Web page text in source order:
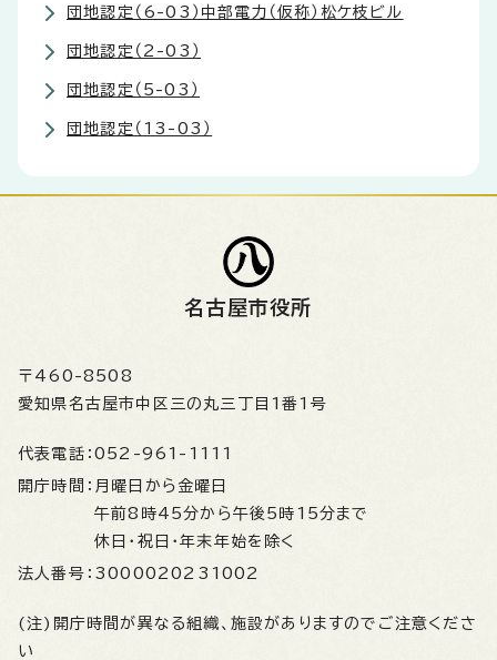
団地認定（6-03）中部電力（仮称）松ケ枝ビル
団地認定（2-03）
団地認定（5-03）
団地認定（13-03）
名古屋市役所
〒460-8508
愛知県名古屋市中区三の丸三丁目1番1号
代表電話： 052-961-1111
開庁時間： 月曜日から金曜日
午前8時45分から午後5時15分まで
休日・祝日・年末年始を除く
法人番号： 3000020231002
(注)開庁時間が異なる組織、施設がありますのでご注意くださ
い